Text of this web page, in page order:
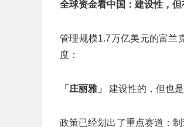
全球资金看中国：建设性，但
管理规模1.7万亿美元的富兰
度：
「庄丽雅」 建设性的，但也是
政策已经划出了重点赛道：